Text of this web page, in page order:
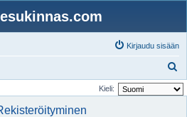
Kirjaudu sisään
t
Kieli: